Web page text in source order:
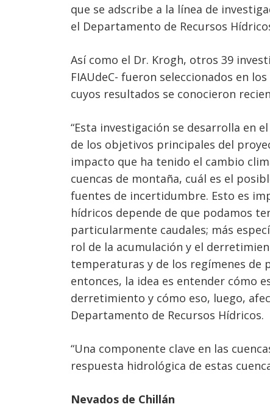
que se adscribe a la línea de
el Departamento de Recursos
Así como el Dr. Krogh, otros 39
FIAUdeC- fueron seleccionados en
cuyos resultados se conocieron
“Esta investigación se desarrolla en
de los objetivos principales del
impacto que ha tenido el cambio
cuencas de montaña, cuál es el
fuentes de incertidumbre. Esto es
hídricos depende de que podamos
particularmente caudales; más
rol de la acumulación y el
temperaturas y de los regímenes de
entonces, la idea es entender cómo
derretimiento y cómo eso, luego,
Departamento de Recursos Hídricos.
“Una componente clave en las
respuesta hidrológica de estas
Nevados de Chillán
Navegación